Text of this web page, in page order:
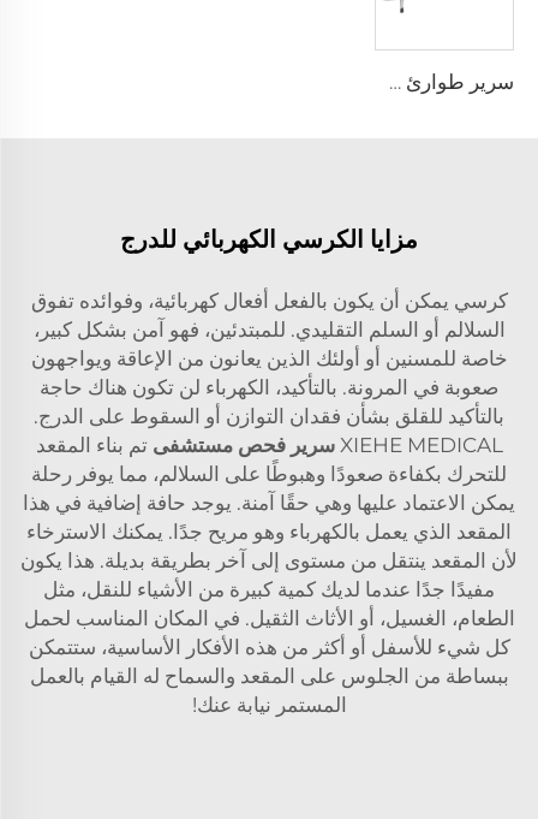
سرير طوارئ طيّ قابل للطي خفيف الوزن YXH-1A3
مزايا الكرسي الكهربائي للدرج
كرسي يمكن أن يكون بالفعل أفعال كهربائية، وفوائده تفوق
السلالم أو السلم التقليدي. للمبتدئين، فهو آمن بشكل كبير،
خاصة للمسنين أو أولئك الذين يعانون من الإعاقة ويواجهون
صعوبة في المرونة. بالتأكيد، الكهرباء لن تكون هناك حاجة
بالتأكيد للقلق بشأن فقدان التوازن أو السقوط على الدرج.
XIEHE MEDICAL سرير فحص مستشفى تم بناء المقعد
للتحرك بكفاءة صعودًا وهبوطًا على السلالم، مما يوفر رحلة
يمكن الاعتماد عليها وهي حقًا آمنة. يوجد حافة إضافية في هذا
المقعد الذي يعمل بالكهرباء وهو مريح جدًا. يمكنك الاسترخاء
لأن المقعد ينتقل من مستوى إلى آخر بطريقة بديلة. هذا يكون
مفيدًا جدًا عندما لديك كمية كبيرة من الأشياء للنقل، مثل
الطعام، الغسيل، أو الأثاث الثقيل. في المكان المناسب لحمل
كل شيء للأسفل أو أكثر من هذه الأفكار الأساسية، ستتمكن
ببساطة من الجلوس على المقعد والسماح له القيام بالعمل
المستمر نيابة عنك!